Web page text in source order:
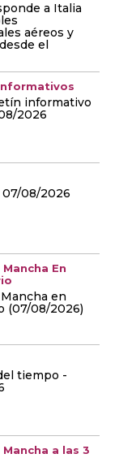
a Italia
aéreos y
el
informativo
2026
07/08/2026
En
en
(07/08/2026)
tiempo -
a las 3